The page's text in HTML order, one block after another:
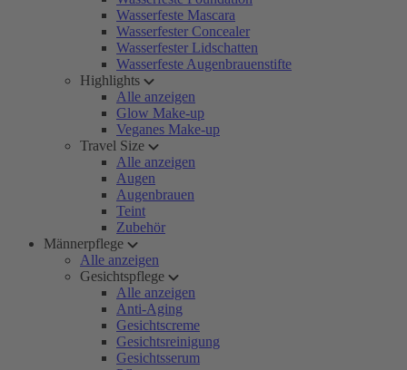
Wasserfeste Mascara
Wasserfester Concealer
Wasserfester Lidschatten
Wasserfeste Augenbrauenstifte
Highlights
Alle anzeigen
Glow Make-up
Veganes Make-up
Travel Size
Alle anzeigen
Augen
Augenbrauen
Teint
Zubehör
Männerpflege
Alle anzeigen
Gesichtspflege
Alle anzeigen
Anti-Aging
Gesichtscreme
Gesichtsreinigung
Gesichtsserum